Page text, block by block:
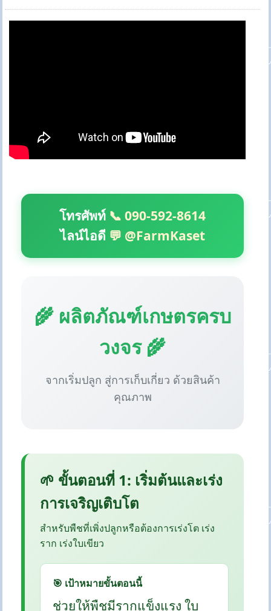
โทรศัพท์ 📞 090-592-8614
ไลน์ไอดี 💬 @FarmKaset
🌾 ผลิตภัณฑ์เกษตรครบ
วงจร 🌾
จากเริ่มปลูก สู่การเก็บเกี่ยว ด้วยสินค้า
คุณภาพ
🌱 ขั้นตอนที่ 1: เริ่มต้นและเร่ง
การเจริญเติบโต
สำหรับพืชที่เพิ่งปลูกหรือต้องการเร่งโต เร่ง
ราก เร่งใบเขียว
🎯 เป้าหมายขั้นตอนนี้
ช่วยให้พืชมีรากแข็งแรง ใบ